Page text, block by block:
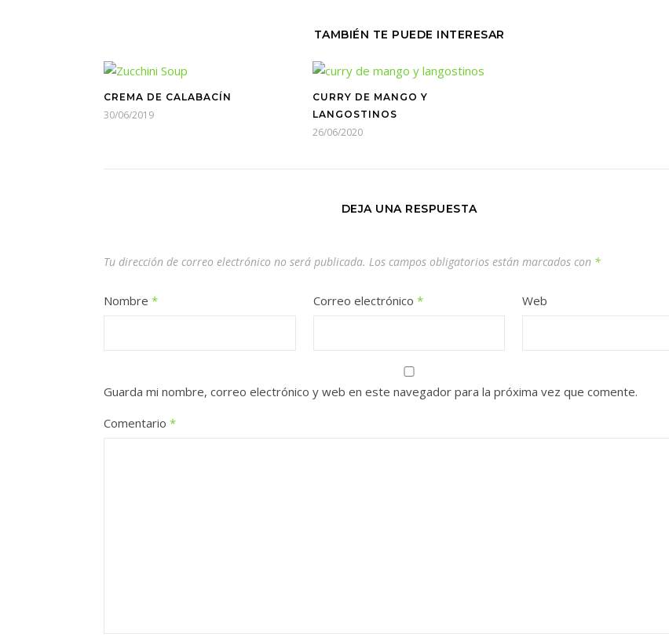
TAMBIÉN TE PUEDE INTERESAR
CREMA DE CALABACÍN
30/06/2019
CURRY DE MANGO Y
LANGOSTINOS
26/06/2020
DEJA UNA RESPUESTA
Tu dirección de correo electrónico no será publicada. Los campos obligatorios están marcados con *
Nombre * Correo electrónico * Web
Guarda mi nombre, correo electrónico y web en este navegador para la próxima vez que comente.
Comentario *